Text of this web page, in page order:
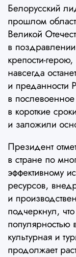
Белорусский
прошлом
Великой
в
крепости-
навсегда
и преданности
в
в короткие
и заложили
Президент
в стране по
эффективному
ресурсов,
и
подчеркнул,
популярностью
культурная и
продолжает